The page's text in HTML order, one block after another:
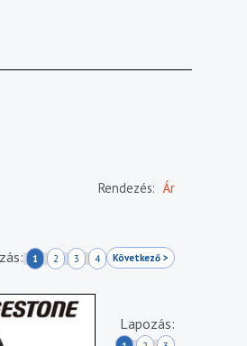
Rendezés: Ár
1 2 3 4 Következő >
Lapozás: